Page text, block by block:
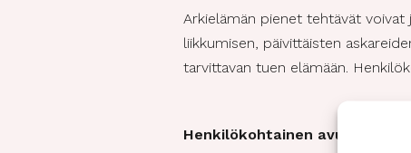
Arkielämän pienet tehtävät voivat
liikkumisen, päivittäisten
tarvittavan tuen elämään.
Henkilökohtainen avustaja